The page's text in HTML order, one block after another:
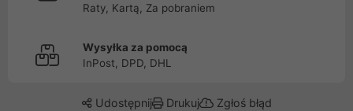
Raty, Kartą, Za pobraniem
Wysyłka za pomocą
InPost, DPD, DHL
Udostępnij Drukuj Zgłoś błąd